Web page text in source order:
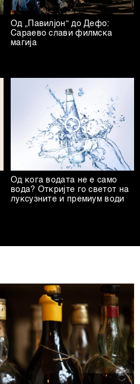
Од „Павилјон“ до Дефо:
Сараево слави филмска
магија
Од кога водата не е само
вода? Откријте го светот на
луксузните и премиум води